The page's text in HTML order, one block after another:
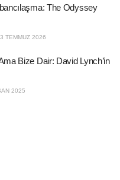
The Odyssey
TEMMUZ 2026
Bize Dair: David Lynch’in
2025